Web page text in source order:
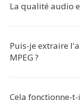
La qualité audio
Puis-je extraire
MPEG ?
Cela fonctionne-